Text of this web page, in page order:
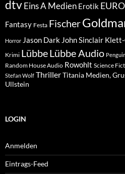
dtvEins A Medien Erotik
Fantasy Festa Fischer
Horror Jason Dark John Sinclair
Krimi LübbeLübbe Audio
Random House Audio Rowohlt Science
Stefan Wolf ThrillerTitania Medien,
Ullstein
LOGIN
Anmelden
Eintrags-Feed